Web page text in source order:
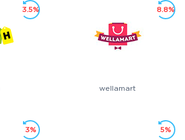
3.5%
wellamart
8.8%
3% 5%